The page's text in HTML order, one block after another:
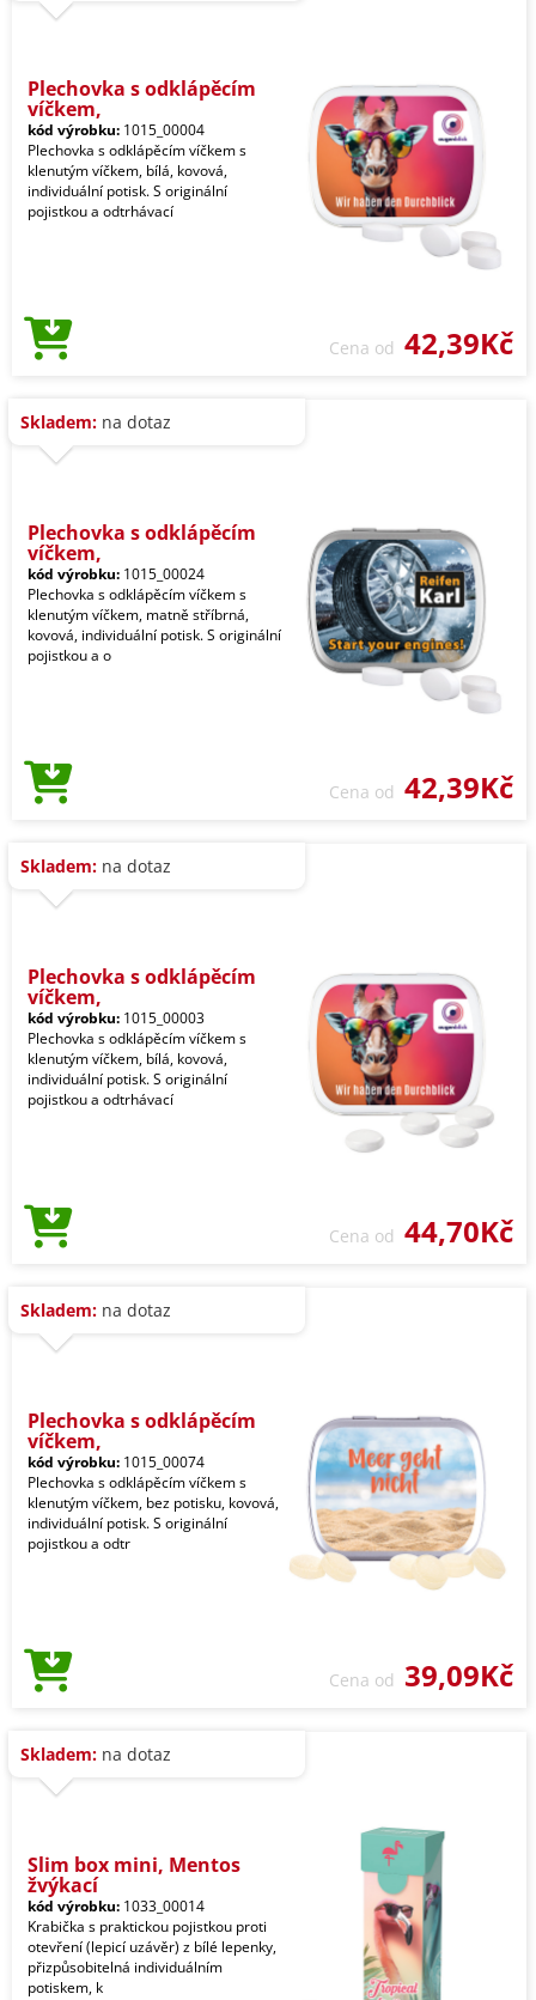
Plechovka s odklápěcím
víčkem,
kód výrobku: 1015_00004
Plechovka s odklápěcím víčkem s
klenutým víčkem, bílá, kovová,
individuální potisk. S originální
pojistkou a odtrhávací
Cena od 42,39Kč
Skladem: na dotaz
Plechovka s odklápěcím
víčkem,
kód výrobku: 1015_00024
Plechovka s odklápěcím víčkem s
klenutým víčkem, matně stříbrná,
kovová, individuální potisk. S originální
pojistkou a o
Cena od 42,39Kč
Skladem: na dotaz
Plechovka s odklápěcím
víčkem,
kód výrobku: 1015_00003
Plechovka s odklápěcím víčkem s
klenutým víčkem, bílá, kovová,
individuální potisk. S originální
pojistkou a odtrhávací
Cena od 44,70Kč
Skladem: na dotaz
Plechovka s odklápěcím
víčkem,
kód výrobku: 1015_00074
Plechovka s odklápěcím víčkem s
klenutým víčkem, bez potisku, kovová,
individuální potisk. S originální
pojistkou a odtr
Cena od 39,09Kč
Skladem: na dotaz
Slim box mini, Mentos
žvýkací
kód výrobku: 1033_00014
Krabička s praktickou pojistkou proti
otevření (lepicí uzávěr) z bílé lepenky,
přizpůsobitelná individuálním
potiskem, k